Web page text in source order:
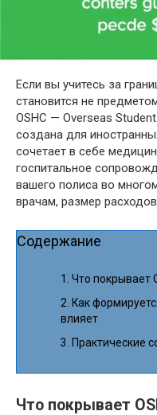
Если вы учитесь за
становится не
OSHC — Overseas
создана для
сочетает в себе
госпитальное
вашего полиса во
врачам, размер
Содержание
Что покрывает
Как
влияет
Практические
Что покрывает